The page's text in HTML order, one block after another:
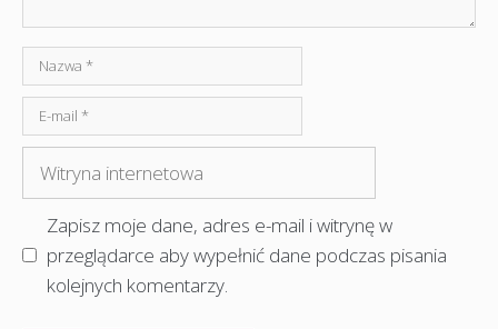
Nazwa
mail
internetowa
Zapisz moje dane, adres e-mail i witrynę w
przeglądarce aby wypełnić dane podczas pisania
kolejnych komentarzy.